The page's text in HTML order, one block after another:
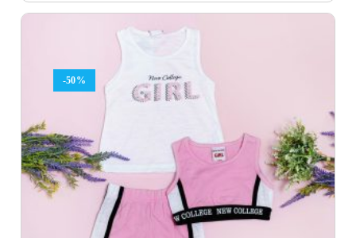
price
was:
price
is:
-50%